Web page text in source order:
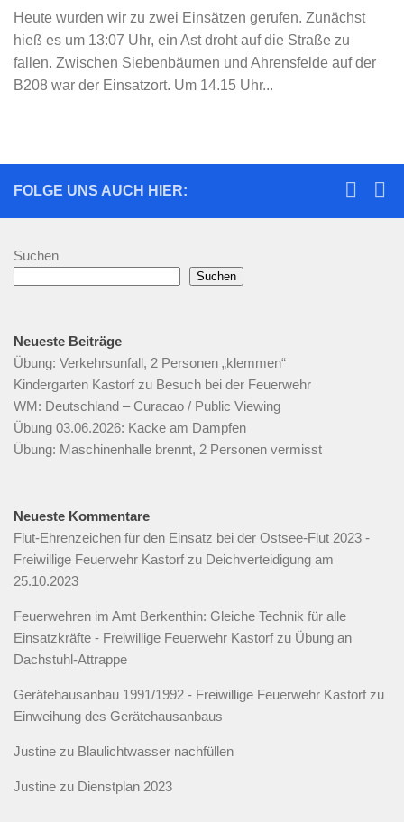
Heute wurden wir zu zwei Einsätzen gerufen. Zunächst
hieß es um 13:07 Uhr, ein Ast droht auf die Straße zu
fallen. Zwischen Siebenbäumen und Ahrensfelde auf der
B208 war der Einsatzort. Um 14.15 Uhr...
FOLGE UNS AUCH HIER:
Suchen
Suchen
Neueste Beiträge
Übung: Verkehrsunfall, 2 Personen „klemmen“
Kindergarten Kastorf zu Besuch bei der Feuerwehr
WM: Deutschland – Curacao / Public Viewing
Übung 03.06.2026: Kacke am Dampfen
Übung: Maschinenhalle brennt, 2 Personen vermisst
Neueste Kommentare
Flut-Ehrenzeichen für den Einsatz bei der Ostsee-Flut 2023 -
Freiwillige Feuerwehr Kastorf zu Deichverteidigung am
25.10.2023
Feuerwehren im Amt Berkenthin: Gleiche Technik für alle
Einsatzkräfte - Freiwillige Feuerwehr Kastorf zu Übung an
Dachstuhl-Attrappe
Gerätehausanbau 1991/1992 - Freiwillige Feuerwehr Kastorf zu
Einweihung des Gerätehausanbaus
Justine zu Blaulichtwasser nachfüllen
Justine zu Dienstplan 2023